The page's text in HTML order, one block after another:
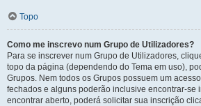
Topo
Como me inscrevo num Grupo de Utilizadores?
Para se inscrever num Grupo de Utilizadores,
topo da página (dependendo do Tema em uso),
Grupos. Nem todos os Grupos possuem um
fechados e alguns poderão inclusive encontrar-se
encontrar aberto, poderá solicitar sua inscrição